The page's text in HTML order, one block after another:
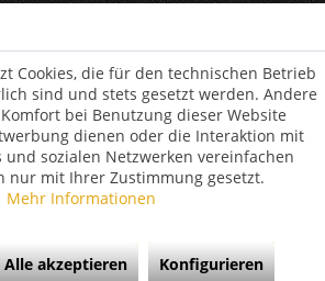
Cookies, die für den technischen Betrieb
sind und stets gesetzt werden. Andere
bei Benutzung dieser Website
dienen oder die Interaktion mit
und sozialen Netzwerken vereinfachen
nur mit Ihrer Zustimmung gesetzt.
Mehr Informationen
Alle akzeptieren Konfigurieren